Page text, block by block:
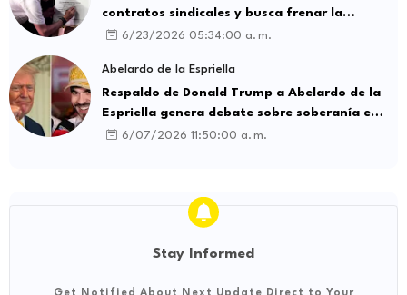
contratos sindicales y busca frenar la
intermediación laboral ilegal
6/23/2026 05:34:00 a. m.
Abelardo de la Espriella
Respaldo de Donald Trump a Abelardo de la
Espriella genera debate sobre soberanía e
influencia internacional
6/07/2026 11:50:00 a. m.
Stay Informed